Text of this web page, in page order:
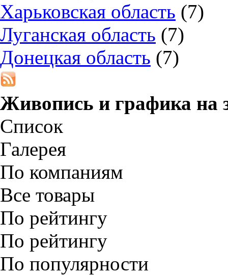
Харьковская область (7)
Луганская область (7)
Донецкая область (7)
Живопись и графика на
Список
Галерея
По компаниям
Все товары
По рейтингу
По рейтингу
По популярности